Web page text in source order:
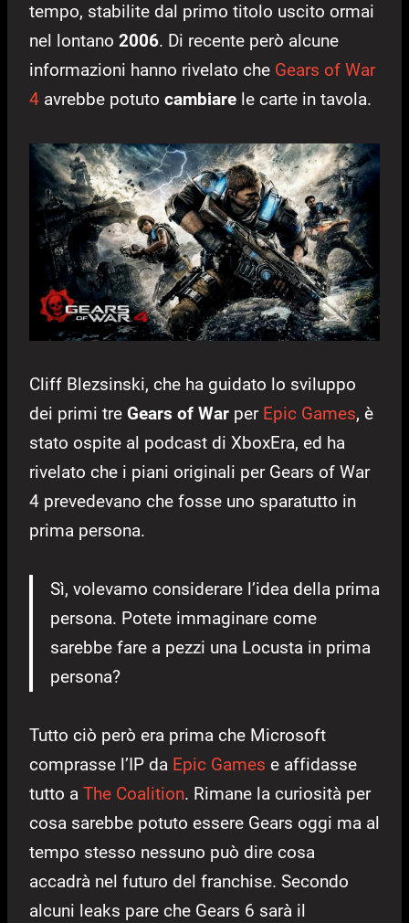
tempo, stabilite dal primo titolo uscito ormai
nel lontano 2006. Di recente però alcune
informazioni hanno rivelato che Gears of War
4 avrebbe potuto cambiare le carte in tavola.
Cliff Blezsinski, che ha guidato lo sviluppo
dei primi tre Gears of War per Epic Games, è
stato ospite al podcast di XboxEra, ed ha
rivelato che i piani originali per Gears of War
4 prevedevano che fosse uno sparatutto in
prima persona.
Sì, volevamo considerare l’idea della prima
persona. Potete immaginare come
sarebbe fare a pezzi una Locusta in prima
persona?
Tutto ciò però era prima che Microsoft
comprasse l’IP da Epic Games e affidasse
tutto a The Coalition. Rimane la curiosità per
cosa sarebbe potuto essere Gears oggi ma al
tempo stesso nessuno può dire cosa
accadrà nel futuro del franchise. Secondo
alcuni leaks pare che Gears 6 sarà il